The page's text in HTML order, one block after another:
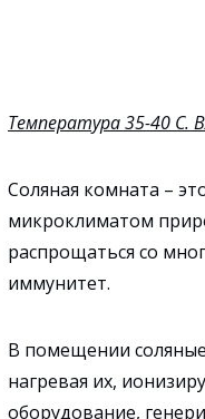
Температура 35-40 С.
Соляная комната –
микроклиматом
распрощаться со
иммунитет.
В помещении
нагревая их,
оборудование,